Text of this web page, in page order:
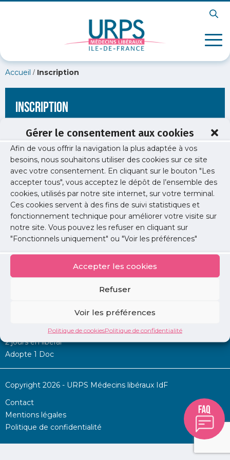
Gérer le consentement aux cookies
Afin de vous offrir la navigation la plus adaptée à vos
besoins, nous souhaitons utiliser des cookies sur ce site
avec votre consentement. En cliquant sur le bouton "Les
accepter tous", vous acceptez le dépôt de l’ensemble des
cookies, utilisés par notre site internet, sur votre terminal.
Ces cookies servent à des fins de suivi statistiques et
fonctionnement technique pour améliorer votre visite sur
notre site. Vous pouvez les refuser en cliquant sur
"Fonctionnels uniquement" ou "Voir les préférences"
Accepter les cookies
Refuser
Voir les préférences
Politique de cookiesPolitique de confidentialité
Accueil / Inscription
Inscription
[wppb-register form_name="inscription"
redirect_url="https://www.urps-med-idf.org/soiree-liberale-
neurologie/"]
Permanence d’aide à l’installation
2 jours en libéral
Adopte 1 Doc
Copyright 2026 - URPS Médecins libéraux IdF
Contact
Mentions légales
Politique de confidentialité